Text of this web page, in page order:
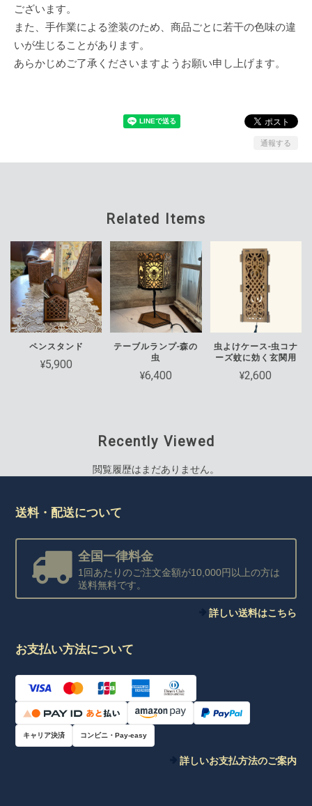
ございます。
また、手作業による塗装のため、商品ごとに若干の色味の違
いが生じることがあります。
あらかじめご了承くださいますようお願い申し上げます。
通報する
Related Items
ペンスタンド
¥5,900
テーブルランプ-森の
虫
¥6,400
虫よけケース-虫コナ
ーズ蚊に効く玄関用
¥2,600
Recently Viewed
閲覧履歴はまだありません。
送料・配送について
全国一律料金
1回あたりのご注文金額が10,000円以上の方は
送料無料です。
詳しい送料はこちら
お支払い方法について
キャリア決済 コンビニ・Pay-easy
詳しいお支払方法のご案内